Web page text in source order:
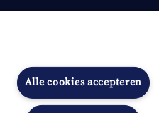
Alle cookies accepteren